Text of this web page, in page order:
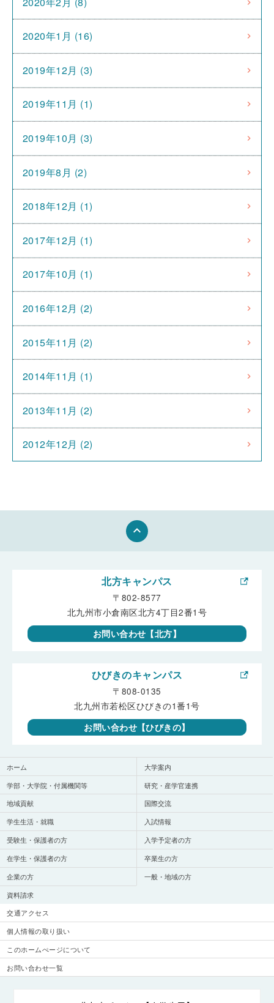
2020年1月 (16)
2019年12月 (3)
2019年11月 (1)
2019年10月 (3)
2019年8月 (2)
2018年12月 (1)
2017年12月 (1)
2017年10月 (1)
2016年12月 (2)
2015年11月 (2)
2014年11月 (1)
2013年11月 (2)
2012年12月 (2)
keyboard_arrow_up
ホーム
大学案内
学部・大学院・付属機関等
研究・産学官連携
地域貢献
国際交流
学生生活・就職
入試情報
受験生・保護者の方
入学予定者の方
在学生・保護者の方
卒業生の方
企業の方
一般・地域の方
資料請求
北方キャンパス
〒802-8577
北九州市小倉南区北方4丁目2番1号
お問い合わせ【北方】
ひびきのキャンパス
〒808-0135
北九州市若松区ひびきの1番1号
お問い合わせ【ひびきの】
交通アクセス
個人情報の取り扱い
このホームぺージについて
お問い合わせ一覧